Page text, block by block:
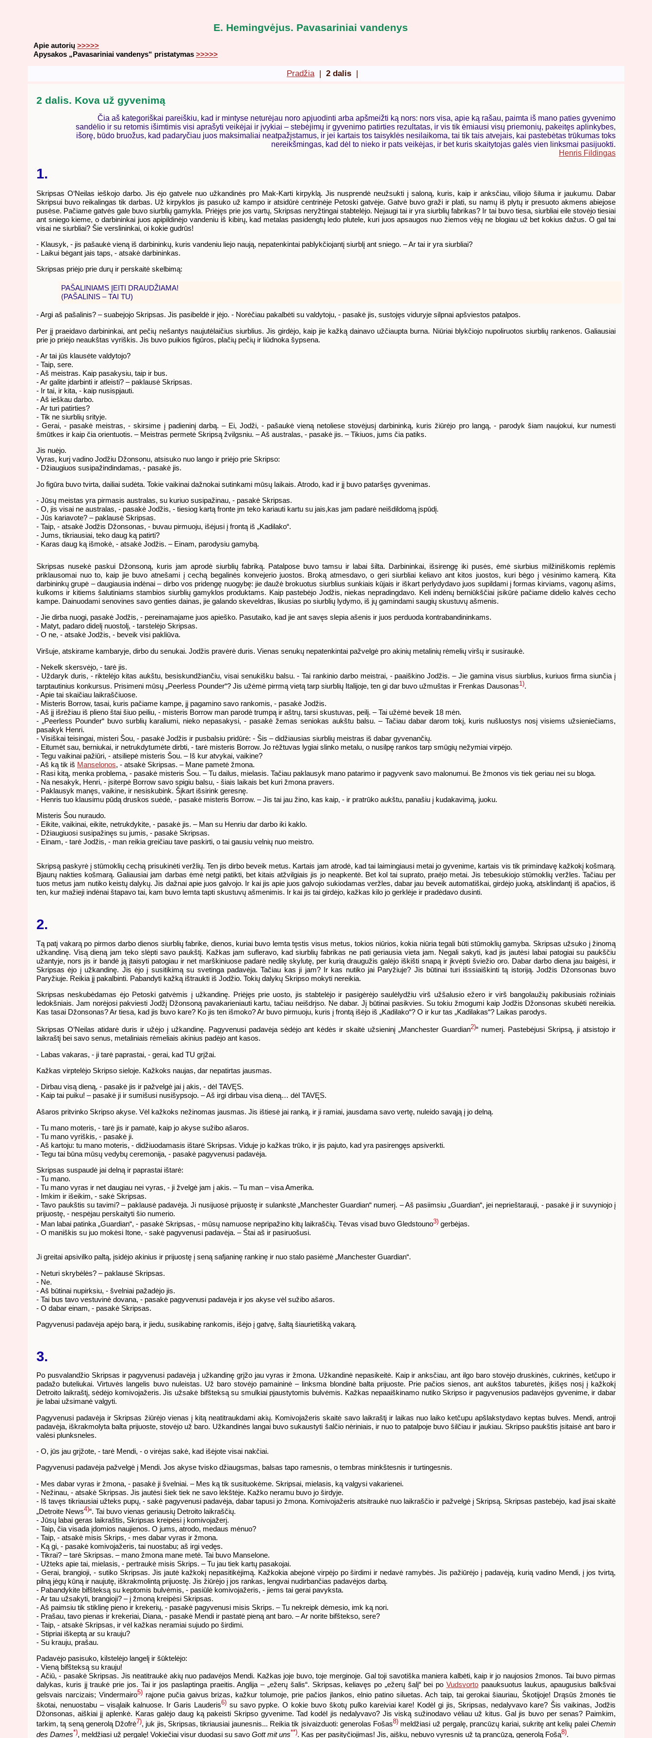
E. Hemingvėjus. Pavasariniai vandenys
Apie autorių >>>>>
Apysakos „Pavasariniai vandenys“ pristatymas >>>>>
Pradžia| 2 dalis |
2 dalis. Kova už gyvenimą
Čia aš kategoriškai pareiškiu, kad ir mintyse neturėjau noro apjuodinti arba apšmeižti ką nors: nors visa, apie ką rašau, paimta iš mano paties gyvenimo
sandėlio ir su retomis išimtimis visi aprašyti veikėjai ir įvykiai – stebėjimų ir gyvenimo patirties rezultatas, ir vis tik ėmiausi visų priemonių, pakeitęs aplinkybes,
išorę, būdo bruožus, kad padaryčiau juos maksimaliai neatpažįstamus, ir jei kartais tos taisyklės nesilaikoma, tai tik tais atvejais, kai pastebėtas trūkumas toks
nereikšmingas, kad dėl to nieko ir pats veikėjas, ir bet kuris skaitytojas galės vien linksmai pasijuokti.
Henris Fildingas
1.
Skripsas O‘Neilas ieškojo darbo. Jis ėjo gatvele nuo užkandinės pro Mak-Karti kirpyklą. Jis nusprendė neužsukti į saloną, kuris, kaip ir anksčiau, viliojo šiluma ir jaukumu. Dabar
Skripsui buvo reikalingas tik darbas. Už kirpyklos jis pasuko už kampo ir atsidūrė centrinėje Petoski gatvėje. Gatvė buvo graži ir plati, su namų iš plytų ir presuoto akmens abiejose
pusėse. Pačiame gatvės gale buvo siurblių gamykla. Priėjęs prie jos vartų, Skripsas neryžtingai stabtelėjo. Nejaugi tai ir yra siurblių fabrikas? Ir tai buvo tiesa, siurbliai eile stovėjo tiesiai
ant sniego kieme, o darbininkai juos apipildinėjo vandeniu iš kibirų, kad metalas pasidengtų ledo plutele, kuri juos apsaugos nuo žiemos vėjų ne blogiau už bet kokius dažus. O gal tai
visai ne siurbliai? Šie verslininkai, oi kokie gudrūs!
- Klausyk, - jis pašaukė vieną iš darbininkų, kuris vandeniu liejo naują, nepatenkintai pablykčiojantį siurblį ant sniego. – Ar tai ir yra siurbliai?
- Laikui bėgant jais taps, - atsakė darbininkas.
Skripsas priėjo prie durų ir perskaitė skelbimą:
PAŠALINIAMS ĮEITI DRAUDŽIAMA!
(PAŠALINIS – TAI TU)
- Argi aš pašalinis? – suabejojo Skripsas. Jis pasibeldė ir įėjo. - Norėčiau pakalbėti su valdytoju, - pasakė jis, sustojęs viduryje silpnai apšviestos patalpos.
Per jį praeidavo darbininkai, ant pečių nešantys naujutėlaičius siurblius. Jis girdėjo, kaip jie kažką dainavo užčiaupta burna. Niūriai blykčiojo nupoliruotos siurblių rankenos. Galiausiai
prie jo priėjo neaukštas vyriškis. Jis buvo puikios figūros, plačių pečių ir liūdnoka šypsena.
- Ar tai jūs klausėte valdytojo?
- Taip, sere.
- Aš meistras. Kaip pasakysiu, taip ir bus.
- Ar galite įdarbinti ir atleisti? – paklausė Skripsas.
- Ir tai, ir kita, - kaip nusispjauti.
- Aš ieškau darbo.
- Ar turi patirties?
- Tik ne siurblių srityje.
- Gerai, - pasakė meistras, - skirsime į padieninį darbą. – Ei, Jodži, - pašaukė vieną netoliese stovėjusį darbininką, kuris žiūrėjo pro langą, - parodyk šiam naujokui, kur numesti
šmūtkes ir kaip čia orientuotis. – Meistras permetė Skripsą žvilgsniu. – Aš australas, - pasakė jis. – Tikiuos, jums čia patiks.
Jis nuėjo.
Vyras, kurį vadino Jodžiu Džonsonu, atsisuko nuo lango ir priėjo prie Skripso:
- Džiaugiuos susipažindindamas, - pasakė jis.
Jo figūra buvo tvirta, dailiai sudėta. Tokie vaikinai dažnokai sutinkami mūsų laikais. Atrodo, kad ir jį buvo pataršęs gyvenimas.
- Jūsų meistas yra pirmasis australas, su kuriuo susipažinau, - pasakė Skripsas.
- O, jis visai ne australas, - pasakė Jodžis, - tiesiog kartą fronte jm teko kariauti kartu su jais,kas jam padarė neišdildomą įspūdį.
- Jūs kariavote? – paklausė Skripsas.
- Taip, - atsakė Jodžis Džonsonas, - buvau pirmuoju, išėjusi į frontą iš „Kadilako“.
- Jums, tikriausiai, teko daug ką patirti?
- Karas daug ką išmokė, - atsakė Jodžis. – Einam, parodysiu gamybą.
Skripsas nusekė paskui Džonsoną, kuris jam aprodė siurblių fabriką. Patalpose buvo tamsu ir labai šilta. Darbininkai, išsirengę iki pusės, ėmė siurbius milžiniškomis replėmis
priklausomai nuo to, kaip jie buvo atnešami į cechą begalinės konvejerio juostos. Broką atmesdavo, o geri siurbliai keliavo ant kitos juostos, kuri bėgo į vėsinimo kamerą. Kita
darbininkų grupė – daugiausia indėnai – dirbo vos pridengę nuogybę: jie daužė brokuotus siurblius sunkiais kūjais ir iškart perlydydavo juos supildami į formas kirviams, vagonų ašims,
kulkoms ir kitiems šalutiniams stambios siurblių gamyklos produktams. Kaip pastebėjo Jodžis, niekas nepradingdavo. Keli indėnų berniūkščiai įsikūrė pačiame didelio kalvės cecho
kampe. Dainuodami senovines savo genties dainas, jie galando skeveldras, likusias po siurblių lydymo, iš jų gamindami saugių skustuvų ašmenis.
- Jie dirba nuogi, pasakė Jodžis, - pereinamajame juos apieško. Pasutaiko, kad jie ant savęs slepia ašenis ir juos perduoda kontrabandininkams.
- Matyt, padaro didelį nuostolį, - tarstelėjo Skripsas.
- O ne, - atsakė Jodžis, - beveik visi pakliūva.
Viršuje, atskirame kambaryje, dirbo du senukai. Jodžis pravėrė duris. Vienas senukų nepatenkintai pažvelgė pro akinių metalinių rėmelių viršų ir susiraukė.
- Nekelk skersvėjo, - tarė jis.
- Uždaryk duris, - riktelėjo kitas aukštu, besiskundžiančiu, visai senukišku balsu. - Tai rankinio darbo meistrai, - paaiškino Jodžis. – Jie gamina visus siurblius, kuriuos firma siunčia į
tarptautinius konkursus. Prisimeni mūsų „Peerless Pounder“? Jis užėmė pirrmą vietą tarp siurblių Italijoje, ten gi dar buvo užmuštas ir Frenkas Dausonas1).
- Apie tai skaičiau laikraščiuose.
- Misteris Borrow, tasai, kuris pačiame kampe, jį pagamino savo rankomis, - pasakė Jodžis.
- Aš jį išrėžiau iš plieno štai šiuo peiliu, - misteris Borrow man parodė trumpą ir aštrų, tarsi skustuvas, peilį. – Tai užėmė beveik 18 mėn.
- „Peerless Pounder“ buvo surblių karaliumi, nieko nepasakysi, - pasakė žemas seniokas aukštu balsu. – Tačiau dabar darom tokį, kuris nušluostys nosį visiems užsieniečiams,
pasakyk Henri.
- Visiškai teisingai, misteri Šou, - pasakė Jodžis ir pusbalsiu pridūrė: - Šis – didžiausias siurblių meistras iš dabar gyvenančių.
- Eitumėt sau, berniukai, ir netrukdytumėte dirbti, - tarė misteris Borrow. Jo rėžtuvas lygiai slinko metalu, o nusilpę rankos tarp smūgių nežymiai virpėjo.
- Tegu vaikinai pažiūri, - atsiliepė misteris Šou. – Iš kur atvykai, vaikine?
- Aš ką tik iš Manselonos, - atsakė Skripsas. – Mane pametė žmona.
- Rasi kitą, menka problema, - pasakė misteris Šou. – Tu dailus, mielasis. Tačiau paklausyk mano patarimo ir pagyvenk savo malonumui. Be žmonos vis tiek geriau nei su bloga.
- Na nesakyk, Henri, - įsiterpė Borrow savo spigiu balsu, - šiais laikais bet kuri žmona pravers.
- Paklausyk manęs, vaikine, ir nesiskubink. Šįkart išsirink geresnę.
- Henris tuo klausimu pūdą druskos suėdė, - pasakė misteris Borrow. – Jis tai jau žino, kas kaip, - ir pratrūko aukštu, panašiu į kudakavimą, juoku.
Misteris Šou nuraudo.
- Eikite, vaikinai, eikite, netrukdykite, - pasakė jis. – Man su Henriu dar darbo iki kaklo.
- Džiaugiuosi susipažinęs su jumis, - pasakė Skripsas.
- Einam, - tarė Jodžis, - man reikia greičiau tave paskirti, o tai gausiu velnių nuo meistro.
Skripsą paskyrė į stūmoklių cechą prisukinėti veržlių. Ten jis dirbo beveik metus. Kartais jam atrodė, kad tai laimingiausi metai jo gyvenime, kartais vis tik primindavę kažkokį košmarą.
Bjaurų nakties košmarą. Galiausiai jam darbas ėmė netgi patikti, bet kitais atžvilgiais jis jo neapkentė. Bet kol tai suprato, praėjo metai. Jis tebesukiojo stūmoklių veržles. Tačiau per
tuos metus jam nutiko keistų dalykų. Jis dažnai apie juos galvojo. Ir kai jis apie juos galvojo sukiodamas veržles, dabar jau beveik automatiškai, girdėjo juoką, atsklindantį iš apačios, iš
ten, kur mažieji indėnai štapavo tai, kam buvo lemta tapti skustuvų ašmenimis. Ir kai jis tai girdėjo, kažkas kilo jo gerklėje ir pradėdavo dusinti.
2.
Tą patį vakarą po pirmos darbo dienos siurblių fabrike, dienos, kuriai buvo lemta tęstis visus metus, tokios niūrios, kokia niūria tegali būti stūmoklių gamyba. Skripsas užsuko į žinomą
užkandinę. Visą dieną jam teko slėpti savo paukštį. Kažkas jam sufleravo, kad siurblių fabrikas ne pati geriausia vieta jam. Negali sakyti, kad jis jautėsi labai patogiai su paukščiu
užantyje, nors jis ir bandė ją įtaisyti patogiau ir net marškiniuose padarė nedilę skylutę, per kurią draugužis galėjo iškišti snapą ir įkvėpti šviežio oro. Dabar darbo diena jau baigėsi, ir
Skripsas ėjo į užkandinę. Jis ėjo į susitikimą su svetinga padavėja. Tačiau kas ji jam? Ir kas nutiko jai Paryžiuje? Jis būtinai turi išssiaiškinti tą istoriją. Jodžis Džonsonas buvo
Paryžiuje. Reikia jį pakalbinti. Pabandyti kažką ištraukti iš Jodžio. Tokių dalykų Skripso mokyti nereikia.
Skripsas neskubėdamas ėjo Petoski gatvėmis į užkandinę. Priėjęs prie uosto, jis stabtelėjo ir pasigėrėjo saulėlydžiu virš užšalusio ežero ir virš bangolaužių pakibusiais rožiniais
ledokšniais. Jam norėjosi pakviesti Jodžį Džonsoną pavakarieniauti kartu, tačiau neišdrįso. Ne dabar. Jį būtinai pasikvies. Su tokiu žmogumi kaip Jodžis Džonsonas skubėti nereikia.
Kas tasai Džonsonas? Ar tiesa, kad jis buvo kare? Ko jis ten išmoko? Ar buvo pirmuoju, kuris į frontą išėjo iš „Kadilako“? O ir kur tas „Kadilakas“? Laikas parodys.
Skripsas O‘Neilas atidarė duris ir užėjo į užkandinę. Pagyvenusi padavėja sėdėjo ant kėdės ir skaitė užsieninį „Manchester Guardian2)“ numerį. Pastebėjusi Skripsą, ji atsistojo ir
laikraštį bei savo senus, metaliniais rėmeliais akinius padėjo ant kasos.
- Labas vakaras, - ji tarė paprastai, - gerai, kad TU grįžai.
Kažkas virptelėjo Skripso sieloje. Kažkoks naujas, dar nepatirtas jausmas.
- Dirbau visą dieną, - pasakė jis ir pažvelgė jai į akis, - dėl TAVĘS.
- Kaip tai puiku! – pasakė ji ir sumišusi nusišypsojo. – Aš irgi dirbau visa dieną… dėl TAVĘS.
Ašaros pritvinko Skripso akyse. Vėl kažkoks nežinomas jausmas. Jis ištiesė jai ranką, ir ji ramiai, jausdama savo vertę, nuleido savąją į jo delną.
- Tu mano moteris, - tarė jis ir pamatė, kaip jo akyse sužibo ašaros.
- Tu mano vyriškis, - pasakė ji.
- Aš kartoju: tu mano moteris, - didžiuodamasis ištarė Skripsas. Viduje jo kažkas trūko, ir jis pajuto, kad yra pasirengęs apsiverkti.
- Tegu tai būna mūsų vedybų ceremonija, - pasakė pagyvenusi padavėja.
Skripsas suspaudė jai delną ir paprastai ištarė:
- Tu mano.
- Tu mano vyras ir net daugiau nei vyras, - ji žvelgė jam į akis. – Tu man – visa Amerika.
- Imkim ir išeikim, - sakė Skripsas.
- Tavo paukštis su tavimi? – paklausė padavėja. Ji nusijuosė prijuostę ir sulankstė „Manchester Guardian“ numerį. – Aš pasiimsiu „Guardian“, jei neprieštarauji, - pasakė ji ir suvyniojo į
prijuostę, - nespėjau perskaityti šio numerio.
- Man labai patinka „Guardian“, - pasakė Skripsas, - mūsų namuose nepripažino kitų laikraščių. Tėvas visad buvo Gledstouno3) gerbėjas.
- O maniškis su juo mokėsi Itone, - sakė pagyvenusi padavėja. – Štai aš ir pasiruošusi.
Ji greitai apsivilko paltą, įsidėjo akinius ir prijuostę į seną safjaninę rankinę ir nuo stalo pasiėmė „Manchester Guardian“.
- Neturi skrybėlės? – paklausė Skripsas.
- Ne.
- Aš būtinai nupirksiu, - švelniai pažadėjo jis.
- Tai bus tavo vestuvinė dovana, - pasakė pagyvenusi padavėja ir jos akyse vėl sužibo ašaros.
- O dabar einam, - pasakė Skripsas.
Pagyvenusi padavėja apėjo barą, ir jiedu, susikabinę rankomis, išėjo į gatvę, šaltą šiaurietišką vakarą.
3.
Po pusvalandžio Skripsas ir pagyvenusi padavėja į užkandinę grįžo jau vyras ir žmona. Užkandinė nepasikeitė. Kaip ir anksčiau, ant ilgo baro stovėjo druskinės, cukrinės, ketčupo ir
padažo buteliukai. Virtuvės langelis buvo nuleistas. Už baro stovėjo pamaininė – linksma blondinė balta prijuoste. Prie pačios sienos, ant aukštos taburetės, įkišęs nosį į kažkokį
Detroito laikraštį, sėdėjo komivojažeris. Jis užsakė bifšteksą su smulkiai pjaustytomis bulvėmis. Kažkas nepaaiškinamo nutiko Skripso ir pagyvenusios padavėjos gyvenime, ir dabar
jie labai užsimanė valgyti.
Pagyvenusi padavėja ir Skripsas žiūrėjo vienas į kitą neatitraukdami akių. Komivojažeris skaitė savo laikraštį ir laikas nuo laiko ketčupu apšlakstydavo keptas bulves. Mendi, antroji
padavėja, iškrakmolyta balta prijuoste, stovėjo už baro. Užkandinės langai buvo sukaustyti šalčio nėriniais, ir nuo to patalpoje buvo šilčiau ir jaukiau. Skripso paukštis įsitaisė ant baro ir
valėsi plunksneles.
- O, jūs jau grįžote, - tarė Mendi, - o virėjas sakė, kad išėjote visai nakčiai.
Pagyvenusi padavėja pažvelgė į Mendi. Jos akyse tvisko džiaugsmas, balsas tapo ramesnis, o tembras minkštesnis ir turtingesnis.
- Mes dabar vyras ir žmona, - pasakė ji švelniai. – Mes ką tik susituokėme. Skripsai, mielasis, ką valgysi vakarienei.
- Nežinau, - atsakė Skripsas. Jis jautėsi šiek tiek ne savo lėkštėje. Kažko neramu buvo jo širdyje.
- Iš tavęs tikriausiai užteks pupų, - sakė pagyvenusi padavėja, dabar tapusi jo žmona. Komivojažeris atsitraukė nuo laikraščio ir pažvelgė į Skripsą. Skripsas pastebėjo, kad jisai skaitė
„Detroite News4)“. Tai buvo vienas geriausių Detroito laikraščių.
- Jūsų labai geras laikraštis, Skripsas kreipėsi į komivojažerį.
- Taip, čia visada įdomios naujienos. O jums, atrodo, medaus mėnuo?
- Taip, - atsakė misis Skrips, - mes dabar vyras ir žmona.
- Ką gi, - pasakė komivojažeris, tai nuostabu; aš irgi vedęs.
- Tikrai? – tarė Skripsas. – mano žmona mane metė. Tai buvo Manselone.
- Užteks apie tai, mielasis, - pertraukė misis Skrips. – Tu jau tiek kartų pasakojai.
- Gerai, brangioji, - sutiko Skripsas. Jis jautė kažkokį nepasitikėjimą. Kažkokia abejonė virpėjo po širdimi ir nedavė ramybės. Jis pažiūrėjo į padavėją, kurią vadino Mendi, į jos tvirtą,
pilną jėgų kūną ir naujutę, iškrakmolintą prijuostę. Jis žiūrėjo į jos rankas, lengvai nudirbančias padavėjos darbą.
- Pabandykite bifšteksą su keptomis bulvėmis, - pasiūlė komivojažeris, - jiems tai gerai pavyksta.
- Ar tau užsakyti, brangioji? – į žmoną kreipėsi Skripsas.
- Aš paimsiu tik stiklinę pieno ir krekerių, - pasakė pagyvenusi misis Skrips. – Tu nekreipk dėmesio, imk ką nori.
- Prašau, tavo pienas ir krekeriai, Diana, - pasakė Mendi ir pastatė pieną ant baro. – Ar norite bifštekso, sere?
- Taip, - atsakė Skripsas, ir vėl kažkas neramiai sujudo po širdimi.
- Stipriai iškeptą ar su krauju?
- Su krauju, prašau.
Padavėjo pasisuko, kilstelėjo langelį ir šūktelėjo:
- Vieną bifšteksą su krauju!
- Ačiū, - pasakė Skripsas. Jis neatitraukė akių nuo padavėjos Mendi. Kažkas joje buvo, toje merginoje. Gal toji savotiška maniera kalbėti, kaip ir jo naujosios žmonos. Tai buvo pirmas
dalykas, kuris jį traukė prie jos. Tai ir jos paslaptinga praeitis. Anglija – „ežerų šalis“. Skripsas, keliavęs po „ežerų šalį“ bei po Vudsvortopaauksuotus laukus, apaugusius balkšvai
gelsvais narcizais; Vindermairo5)rajone pučia gaivus brizas, kažkur tolumoje, prie pačios įlankos, elnio patino siluetas. Ach taip, tai gerokai šiauriau, Škotijoje! Drąsūs žmonės tie
škotai, nenuostabu – visąlaik kalnuose. Ir Garis Lauderis6)su savo pypke. O kokie buvo škotų pulko kareiviai kare! Kodėl gi jis, Skripsas, nedalyvavo kare? Šis vaikinas, Jodžis
Džonsonas, aiškiai jį aplenkė. Karas galėjo daug ką pakeisti Skripso gyvenime. Tad kodėl jis nedalyvavo? Jis viską sužinodavo vėliau už kitus. Gal jis buvo per senas? Paimkim,
tarkim, tą seną generolą Džofrė7), juk jis, Skripsas, tikriausiai jaunesnis... Reikia tik įsivaizduoti: generolas Fošas8) meldžiasi už pergalę, prancūzų kariai, sukritę ant kelių paleiChemin
des Dames*), meldžiasi už pergalę! Vokiečiai visur duodasi su savo Gott mit uns**). Kas per pasityčiojimas! Jis, aišku, nebuvo vyresnis už tą prancūzą, generolą Fošą8).